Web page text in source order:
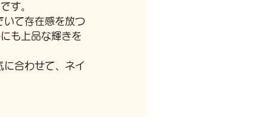
す。
て存在感を放つ
も上品な輝きを
合わせて、ネイ